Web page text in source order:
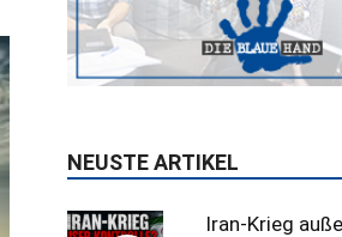
NEUSTE ARTIKEL
Iran-Krieg